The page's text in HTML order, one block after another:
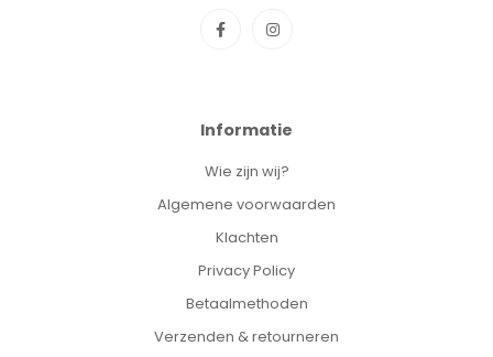
Informatie
Wie zijn wij?
Algemene voorwaarden
Klachten
Privacy Policy
Betaalmethoden
Verzenden & retourneren